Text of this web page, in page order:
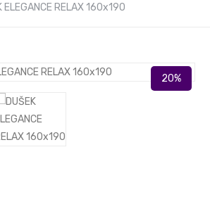
ELEGANCE RELAX 160x190